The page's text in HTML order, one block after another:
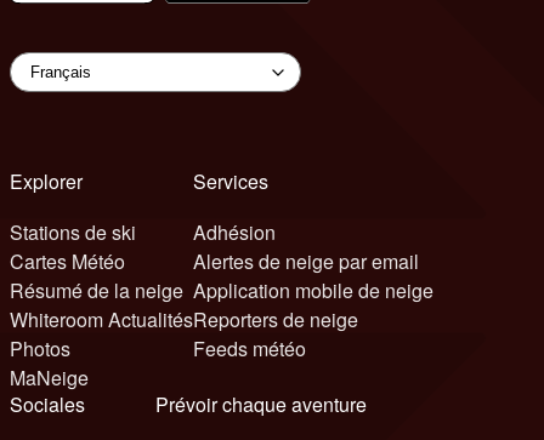
Explorer
Stations de ski
Cartes Météo
Résumé de la neige
Whiteroom Actualités
Photos
MaNeige
Services
Adhésion
Alertes de neige par email
Application mobile de neige
Reporters de neige
Feeds météo
Sociales
Prévoir chaque aventure